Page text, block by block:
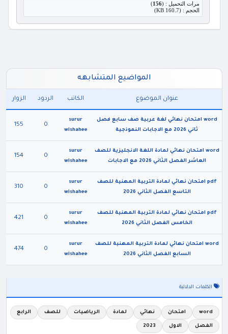
مرات التحميل : (156
)
الحجم : (160.7 KB)
المواضيع المتشابهه
عنوان الموضوع الكاتب الردود الزوار
word امتحان نهائي لغة عربية صف سابع فصل
ثاني 2026 مع الاجابات النموذجية
surur
wishahee
0
155
word امتحان نهائي لمادة اللغة الانجليزية للصف
العاشر الفصل الثاني 2026 مع الاجابات
surur
wishahee
0
154
pdf امتحان نهائي لمادة التربية المهنية للصف
التاسع الفصل الثاني 2026
surur
wishahee
0
310
pdf امتحان نهائي لمادة التربية المهنية للصف
الخامس الفصل الثاني 2026
surur
wishahee
0
421
word امتحان نهائي لمادة التربية المهنية للصف
السابع الفصل الثاني 2026
surur
wishahee
0
474
الكلمات الدلالية
word امتحان نهائي لمادة الرياضيات للصف الرابع
الفصل الاول 2023